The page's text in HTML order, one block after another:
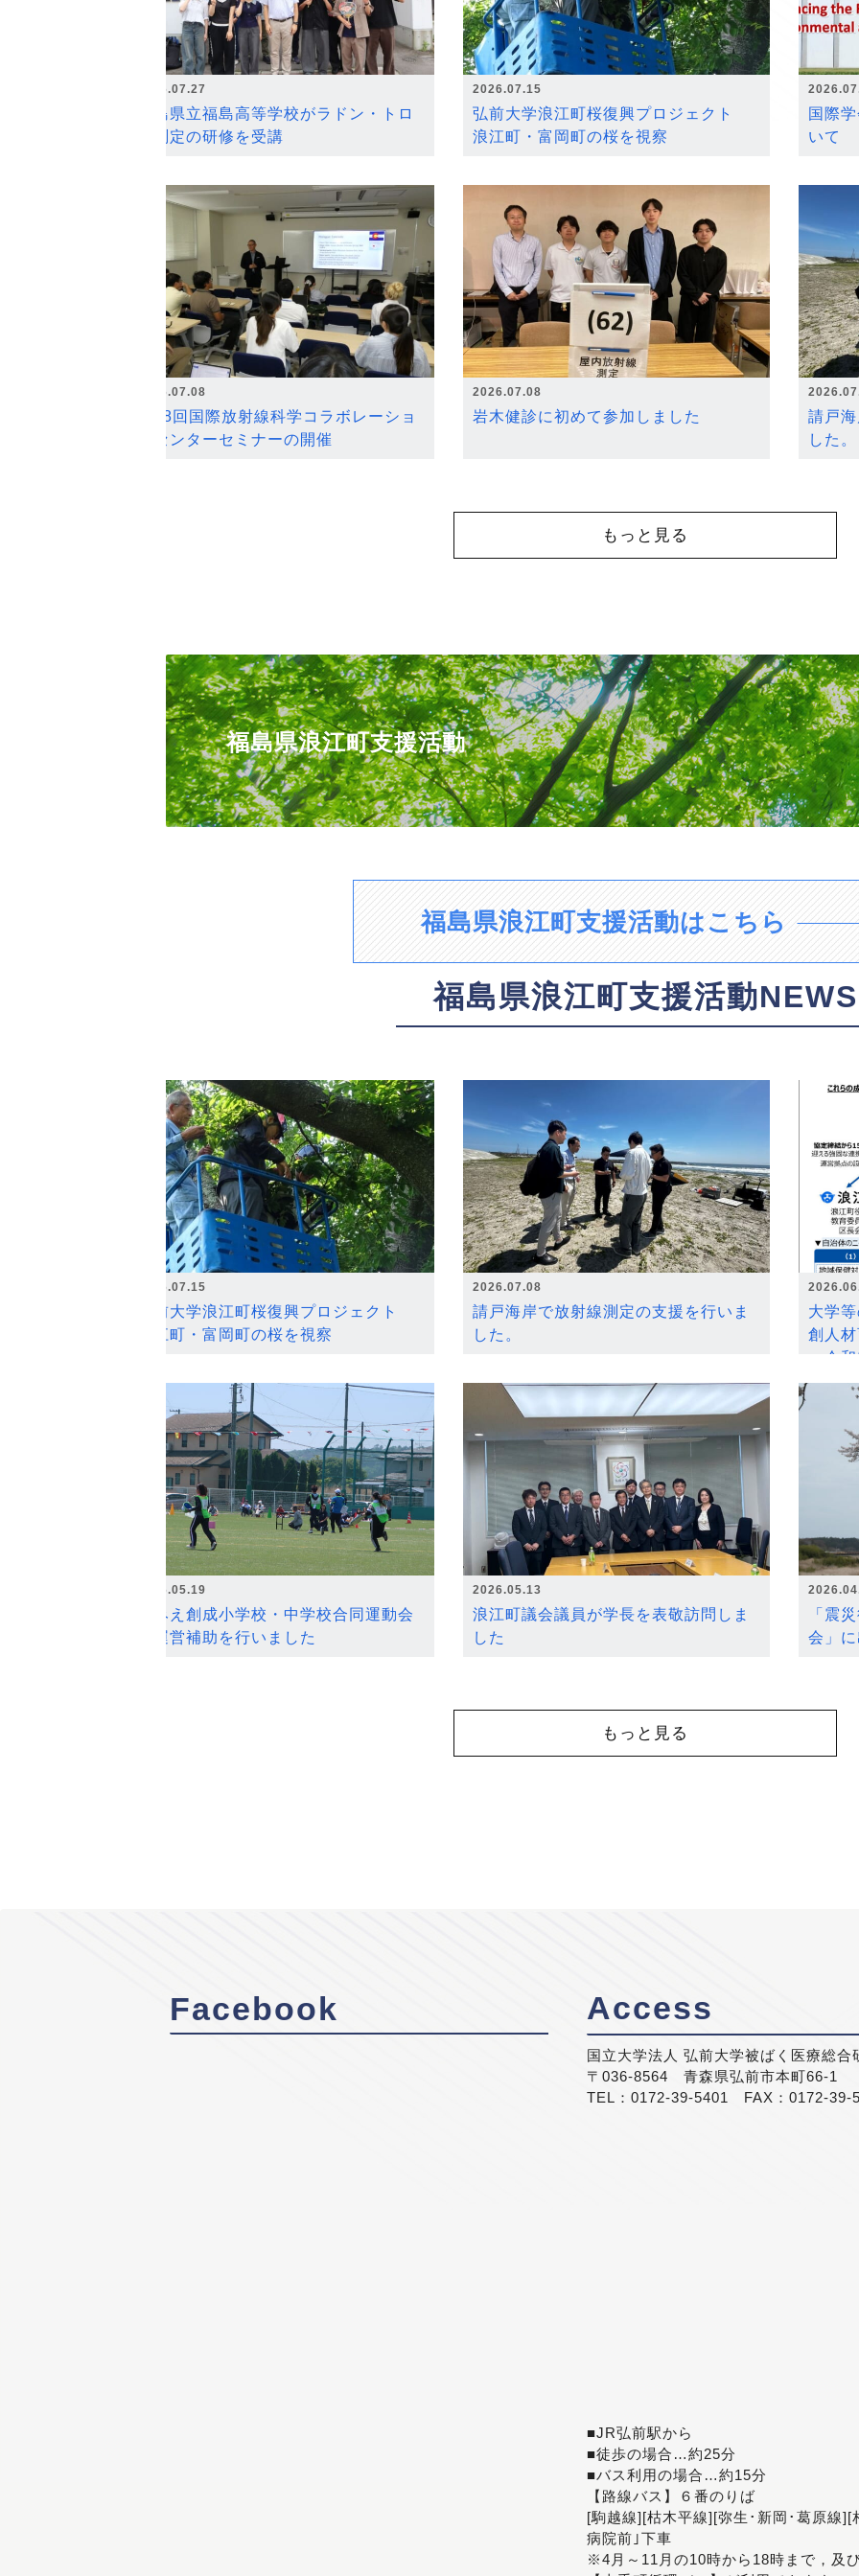
2026.07.27
福島県立福島高等学校がラドン・トロ
ン測定の研修を受講
2026.07.15
弘前大学浪江町桜復興プロジェクト
浪江町・富岡町の桜を視察
国際
いて
2026.07.08
第18回国際放射線科学コラボレーショ
ンセンターセミナーの開催
2026.07.08
岩木健診に初めて参加しました
請戸
した。
もっと見る
福島県浪江町支援活動
福島県浪江町支援活動はこちら
福島県浪江町支援活動NEWS
2026.07.15
弘前大学浪江町桜復興プロジェクト
浪江町・富岡町の桜を視察
2026.07.08
請戸海岸で放射線測定の支援を行いま
した。
大学
創人
～令
2026.05.19
なみえ創成小学校・中学校合同運動会
の運営補助を行いました
2026.05.13
浪江町議会議員が学長を表敬訪問しま
した
「震
会」
もっと見る
Facebook Access
国立大学法人 弘前大学被ばく医療総合
〒036-8564 青森県弘前市本町66-1
TEL：0172-39-5401 FAX：0172-39-
■JR弘前駅から
■徒歩の場合…約25分
■バス利用の場合…約15分
【路線バス】６番のりば
[駒越線][枯木平線][弥生･新岡･葛原線
病院前｣下車
※4月～11月の10時から18時まで，及